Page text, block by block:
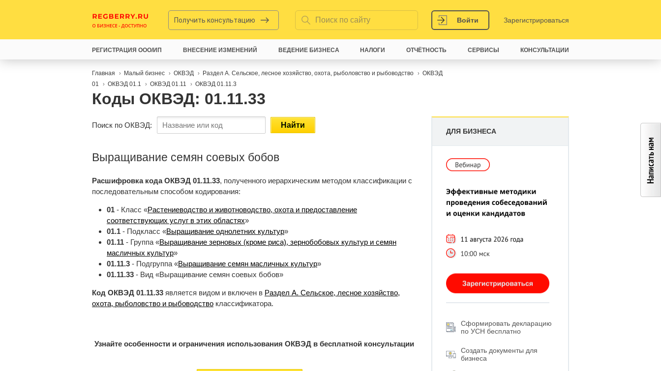
Получить консультацию Войти Зарегистрироваться
Главная Малый бизнес ОКВЭД Раздел A. Сельское, лесное хозяйство, охота, рыболовство и рыбоводство
ОКВЭД
01
ОКВЭД 01.1 ОКВЭД 01.11 ОКВЭД 01.11.3
Коды ОКВЭД: 01.11.33
Поиск по ОКВЭД: Найти
Выращивание семян соевых бобов
Расшифровка кода ОКВЭД 01.11.33, полученного иерархическим методом классификации с
последовательным способом кодирования:
01 - Класс «Растениеводство и животноводство, охота и предоставление
соответствующих услуг в этих областях»
01.1 - Подкласс «Выращивание однолетних культур»
01.11 - Группа «Выращивание зерновых (кроме риса), зернобобовых культур и семян
масличных культур»
01.11.3 - Подгруппа «Выращивание семян масличных культур»
01.11.33 - Вид «Выращивание семян соевых бобов»
Код ОКВЭД 01.11.33 является видом и включен в Раздел A. Сельское, лесное хозяйство,
охота, рыболовство и рыбоводство классификатора.
Узнайте особенности и ограничения использования ОКВЭД в бесплатной консультации
ДЛЯ БИЗНЕСА
Сформировать декларацию
по УСН бесплатно
Создать документы для
бизнеса
РЕГИСТРАЦИЯ ООО/ИП ВНЕСЕНИЕ ИЗМЕНЕНИЙ ВЕДЕНИЕ БИЗНЕСА НАЛОГИ ОТЧЁТНОСТЬ СЕРВИСЫ КОНСУЛЬТАЦИИ